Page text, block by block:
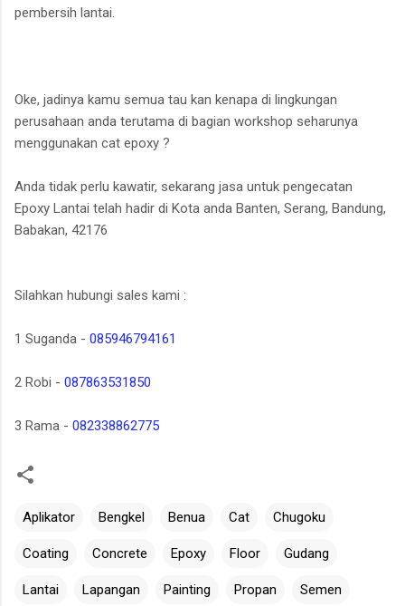
pembersih lantai.
Oke, jadinya kamu semua tau kan kenapa di lingkungan
perusahaan anda terutama di bagian workshop seharunya
menggunakan cat epoxy ?
Anda tidak perlu kawatir, sekarang jasa untuk pengecatan
Epoxy Lantai telah hadir di Kota anda Banten, Serang, Bandung,
Babakan, 42176
Silahkan hubungi sales kami :
1 Suganda - 085946794161
2 Robi - 087863531850
3 Rama - 082338862775
Aplikator Bengkel Benua Cat Chugoku
Coating Concrete Epoxy Floor Gudang
Lantai Lapangan Painting Propan Semen